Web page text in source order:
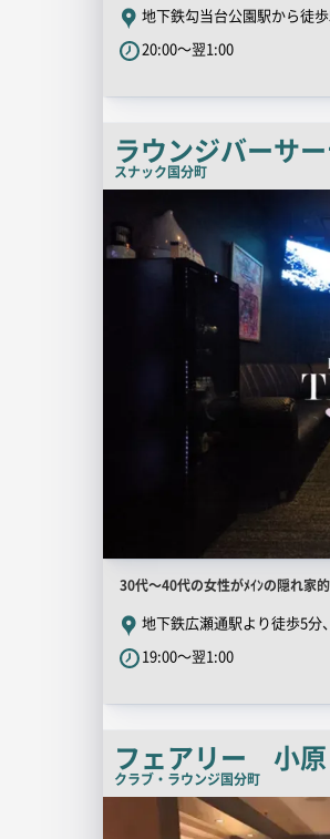
PR
キ
ャ
コ
ピ
ー
地下鉄勾当台公園駅から徒
20:00～翌1:00
ラウンジバーサ
スナック国分町
店
PR
画
像
店
舗
PR
キ
チ
コ
ピ
30代～40代の女性がﾒｲﾝの隠れ家的
地下鉄広瀬通駅より徒歩5分
19:00～翌1:00
フェアリー 小原
クラブ・ラウンジ国分町